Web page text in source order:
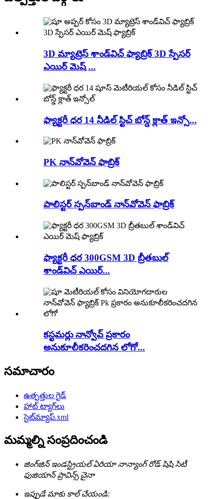
3D మ్యాట్రెస్ శాండ్‌విచ్ ఫ్యాబ్రిక్ 3D స్పేసర్
ఎయిర్ మెష్ ...
ఫ్యాక్టరీ ధర 14 నీడిల్ స్టిచ్ బోన్డ్ క్లాత్ ఇన్సో...
PK నాన్‌వోవెన్ ఫాబ్రిక్
పాలిస్టర్ స్పన్‌బాండ్ నాన్‌వోవెన్ ఫాబ్రిక్
ఫ్యాక్టరీ ధర 300GSM 3D బ్రీతబుల్
శాండ్‌విచ్ ఎయిర్...
కస్టమర్లు నాన్వోవ్ ప్రకారం
అనుకూలీకరించదగిన లోగో...
సమాచారం
ఉత్పత్తుల గైడ్
హాట్ ట్యాగ్‌లు
సైట్‌మ్యాప్.xml
మమ్మల్ని సంప్రదించండి
జింగ్‌జిన్ ఇండస్ట్రియల్ ఏరియా నాన్యాంగ్ రోడ్ షిషి సిటీ
ఫుజియాన్ ప్రావిన్స్ చైనా
ఇప్పుడే మాకు కాల్ చేయండి: